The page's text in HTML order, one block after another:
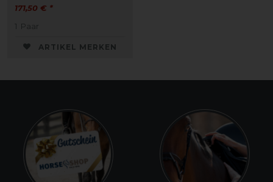
171,50 € *
1 Paar
ARTIKEL MERKEN